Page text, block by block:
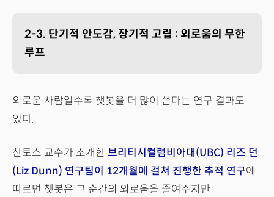
2-3. 단기적 안도감, 장기적 고립 : 외로움의 무한
루프
외로운 사람일수록 챗봇을 더 많이 쓴다는 연구 결과도
있다.
산토스 교수가 소개한 브리티시컬럼비아대(UBC) 리즈 던
(Liz Dunn) 연구팀이 12개월에 걸쳐 진행한 추적 연구에
따르면 챗봇은 그 순간의 외로움을 줄여주지만